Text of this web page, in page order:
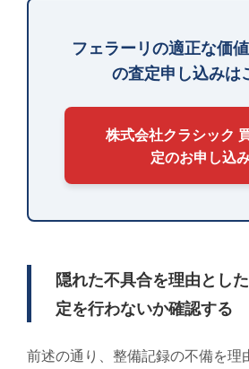
フェラーリの適正な価
の査定申し込みは
株式会社クラシック
定のお申し込
隠れた不具合を理由とし
定を行わないか確認する
前述の通り、整備記録の不備を理